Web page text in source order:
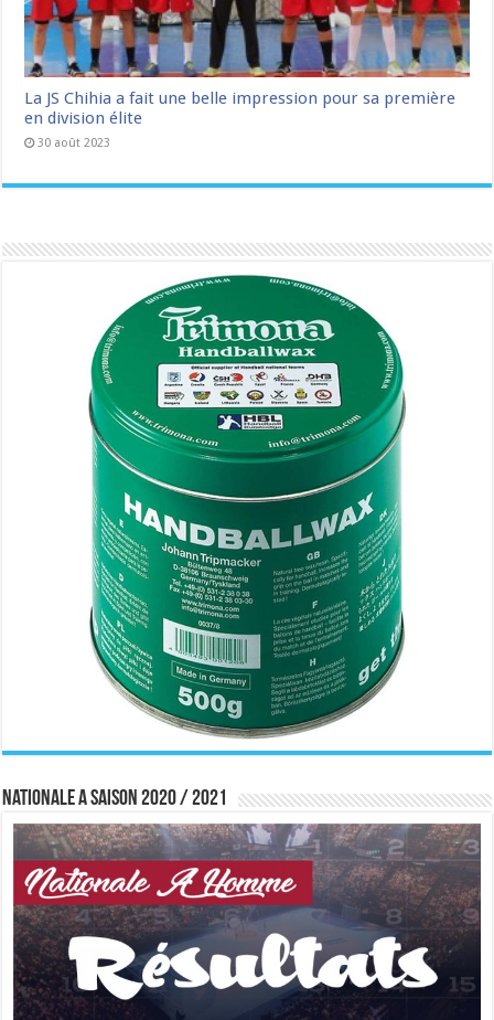
La JS Chihia a fait une belle impression pour sa première
en division élite
30 août 2023
Nationale A saison 2020 / 2021